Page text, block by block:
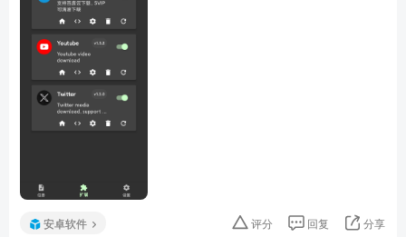
安卓软件 评分 回复 分享